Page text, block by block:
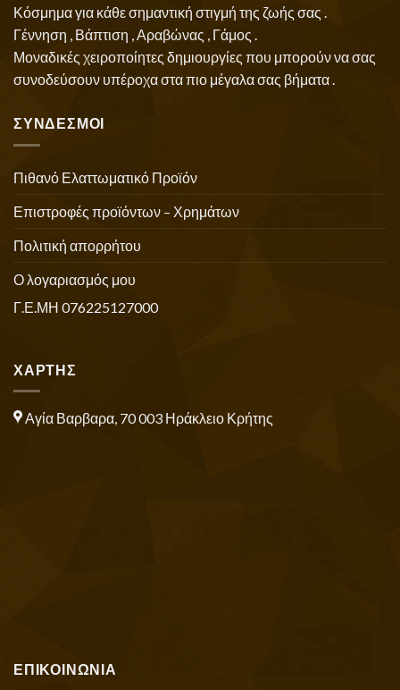
Κόσμημα για κάθε σημαντική στιγμή της ζωής σας .
Γέννηση , Βάπτιση , Αραβώνας , Γάμος .
Μοναδικές χειροποίητες δημιουργίες που μπορούν να σας
συνοδεύσουν υπέροχα στα πιο μέγαλα σας βήματα .
ΣΥΝΔΕΣΜΟΙ
Πιθανό Ελαττωματικό Προϊόν
Επιστροφές προϊόντων – Χρημάτων
Πολιτική απορρήτου
Ο λογαριασμός μου
Γ.Ε.ΜΗ 076225127000
ΧΑΡΤΗΣ
Αγία Βαρβαρα, 70 003 Ηράκλειο Κρήτης
ΕΠΙΚΟΙΝΩΝΙΑ